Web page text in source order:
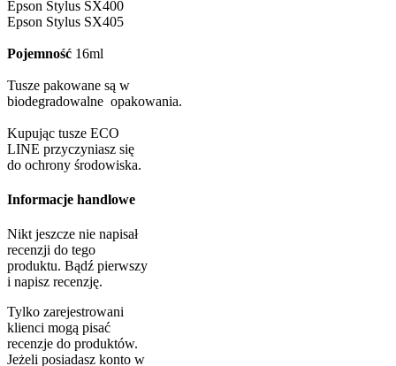
Epson Stylus SX400
Epson Stylus SX405
Pojemność 16ml
Tusze pakowane są w
biodegradowalne opakowania.
Kupując tusze ECO
LINE przyczyniasz się
do ochrony środowiska.
Informacje handlowe
Nikt jeszcze nie napisał
recenzji do tego
produktu. Bądź pierwszy
i napisz recenzję.
Tylko zarejestrowani
klienci mogą pisać
recenzje do produktów.
Jeżeli posiadasz konto w